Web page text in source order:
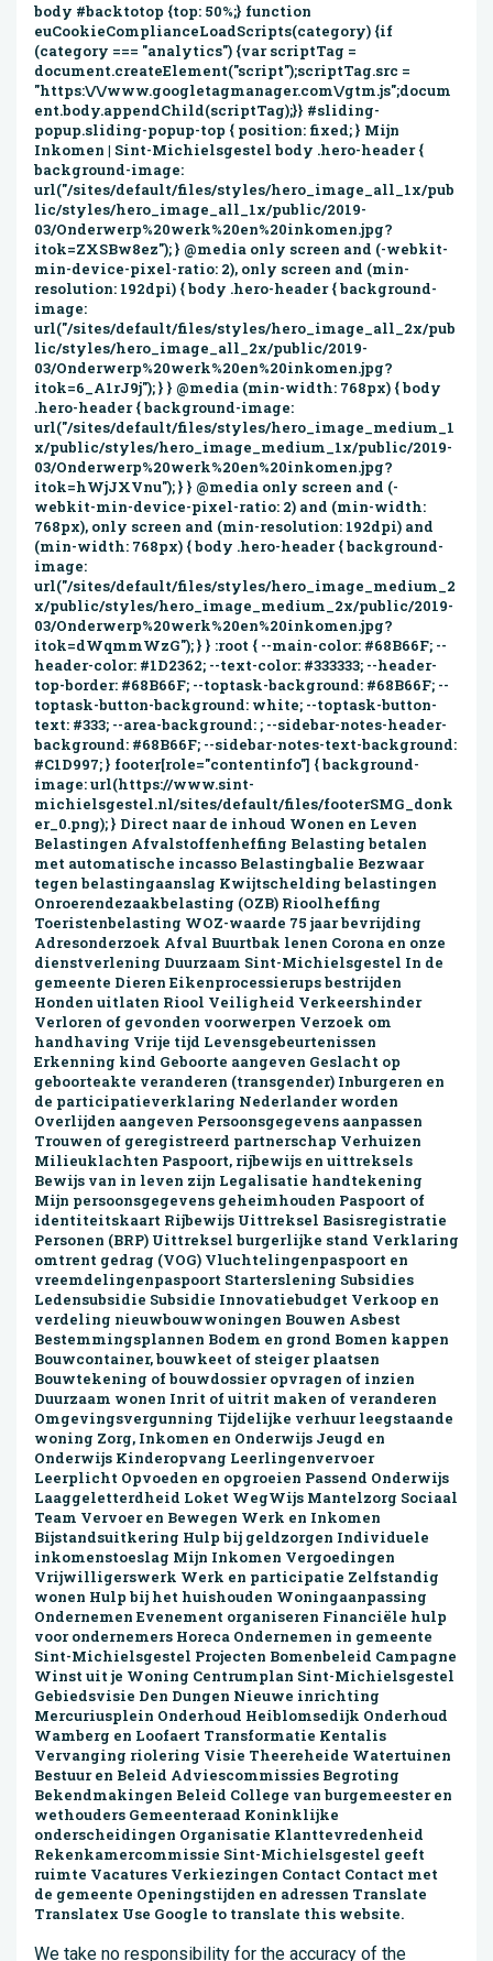
body #backtotop {top: 50%;} function
euCookieComplianceLoadScripts(category) {if
(category === "analytics") {var scriptTag =
document.createElement("script");scriptTag.src =
"https:\/\/www.googletagmanager.com\/gtm.js";docum
ent.body.appendChild(scriptTag);}} #sliding-
popup.sliding-popup-top { position: fixed; } Mijn
Inkomen | Sint-Michielsgestel body .hero-header {
background-image:
url("/sites/default/files/styles/hero_image_all_1x/pub
lic/styles/hero_image_all_1x/public/2019-
03/Onderwerp%20werk%20en%20inkomen.jpg?
itok=ZXSBw8ez"); } @media only screen and (-webkit-
min-device-pixel-ratio: 2), only screen and (min-
resolution: 192dpi) { body .hero-header { background-
image:
url("/sites/default/files/styles/hero_image_all_2x/pub
lic/styles/hero_image_all_2x/public/2019-
03/Onderwerp%20werk%20en%20inkomen.jpg?
itok=6_A1rJ9j"); } } @media (min-width: 768px) { body
.hero-header { background-image:
url("/sites/default/files/styles/hero_image_medium_1
x/public/styles/hero_image_medium_1x/public/2019-
03/Onderwerp%20werk%20en%20inkomen.jpg?
itok=hWjJXVnu"); } } @media only screen and (-
webkit-min-device-pixel-ratio: 2) and (min-width:
768px), only screen and (min-resolution: 192dpi) and
(min-width: 768px) { body .hero-header { background-
image:
url("/sites/default/files/styles/hero_image_medium_2
x/public/styles/hero_image_medium_2x/public/2019-
03/Onderwerp%20werk%20en%20inkomen.jpg?
itok=dWqmmWzG"); } } :root { --main-color: #68B66F; --
header-color: #1D2362; --text-color: #333333; --header-
top-border: #68B66F; --toptask-background: #68B66F; --
toptask-button-background: white; --toptask-button-
text: #333; --area-background: ; --sidebar-notes-header-
background: #68B66F; --sidebar-notes-text-background:
#C1D997; } footer[role="contentinfo"] { background-
image: url(https://www.sint-
michielsgestel.nl/sites/default/files/footerSMG_donk
er_0.png); } Direct naar de inhoud Wonen en Leven
Belastingen Afvalstoffen­heffing Belasting betalen
met automatische incasso Belastingbalie Bezwaar
tegen belastingaanslag Kwijtschelding belastingen
Onroerende­zaak­belasting (OZB) Rioolheffing
Toeristenbelasting WOZ-waarde 75 jaar bevrijding
Adresonderzoek Afval Buurtbak lenen Corona en onze
dienstverlening Duurzaam Sint-Michielsgestel In de
gemeente Dieren Eikenprocessierups bestrijden
Honden uitlaten Riool Veiligheid Verkeershinder
Verloren of gevonden voorwerpen Verzoek om
handhaving Vrije tijd Levens­gebeur­tenissen
Erkenning kind Geboorte aangeven Geslacht op
geboorteakte veranderen (transgender) Inburgeren en
de participatieverklaring Nederlander worden
Overlijden aangeven Persoonsgegevens aanpassen
Trouwen of geregistreerd partnerschap Verhuizen
Milieuklachten Paspoort, rijbewijs en uittreksels
Bewijs van in leven zijn Legalisatie handtekening
Mijn persoonsgegevens geheimhouden Paspoort of
identiteitskaart Rijbewijs Uittreksel Basisregistratie
Personen (BRP) Uittreksel burgerlijke stand Verklaring
omtrent gedrag (VOG) Vluchtelingenpaspoort en
vreemdelingenpaspoort Starterslening Subsidies
Ledensubsidie Subsidie Innovatiebudget Verkoop en
verdeling nieuwbouwwoningen Bouwen Asbest
Bestemmings­plannen Bodem en grond Bomen kappen
Bouwcontainer, bouwkeet of steiger plaatsen
Bouwtekening of bouwdossier opvragen of inzien
Duurzaam wonen Inrit of uitrit maken of veranderen
Omgevings­vergunning Tijdelijke verhuur leegstaande
woning Zorg, Inkomen en Onderwijs Jeugd en
Onderwijs Kinderopvang Leerlingenvervoer
Leerplicht Opvoeden en opgroeien Passend Onderwijs
Laaggeletterd­heid Loket WegWijs Mantelzorg Sociaal
Team Vervoer en Bewegen Werk en Inkomen
Bijstandsuitkering Hulp bij geldzorgen Individuele
inkomenstoeslag Mijn Inkomen Vergoedingen
Vrijwilligers­werk Werk en participatie Zelfstandig
wonen Hulp bij het huishouden Woning­aanpassing
Ondernemen Evenement organiseren Financiële hulp
voor ondernemers Horeca Ondernemen in gemeente
Sint-Michielsgestel Projecten Bomenbeleid Campagne
Winst uit je Woning Centrumplan Sint-Michielsgestel
Gebiedsvisie Den Dungen Nieuwe inrichting
Mercuriusplein Onderhoud Heiblomsedijk Onderhoud
Wamberg en Loofaert Transformatie Kentalis
Vervanging riolering Visie Theereheide Watertuinen
Bestuur en Beleid Adviescommissies Begroting
Bekendmakingen Beleid College van burgemeester en
wethouders Gemeenteraad Koninklijke
onderscheidingen Organisatie Klanttevredenheid
Rekenkamer­commissie Sint-Michielsgestel geeft
ruimte Vacatures Verkiezingen Contact Contact met
de gemeente Openingstijden en adressen Translate
Translatex Use Google to translate this website.
We take no responsibility for the accuracy of the